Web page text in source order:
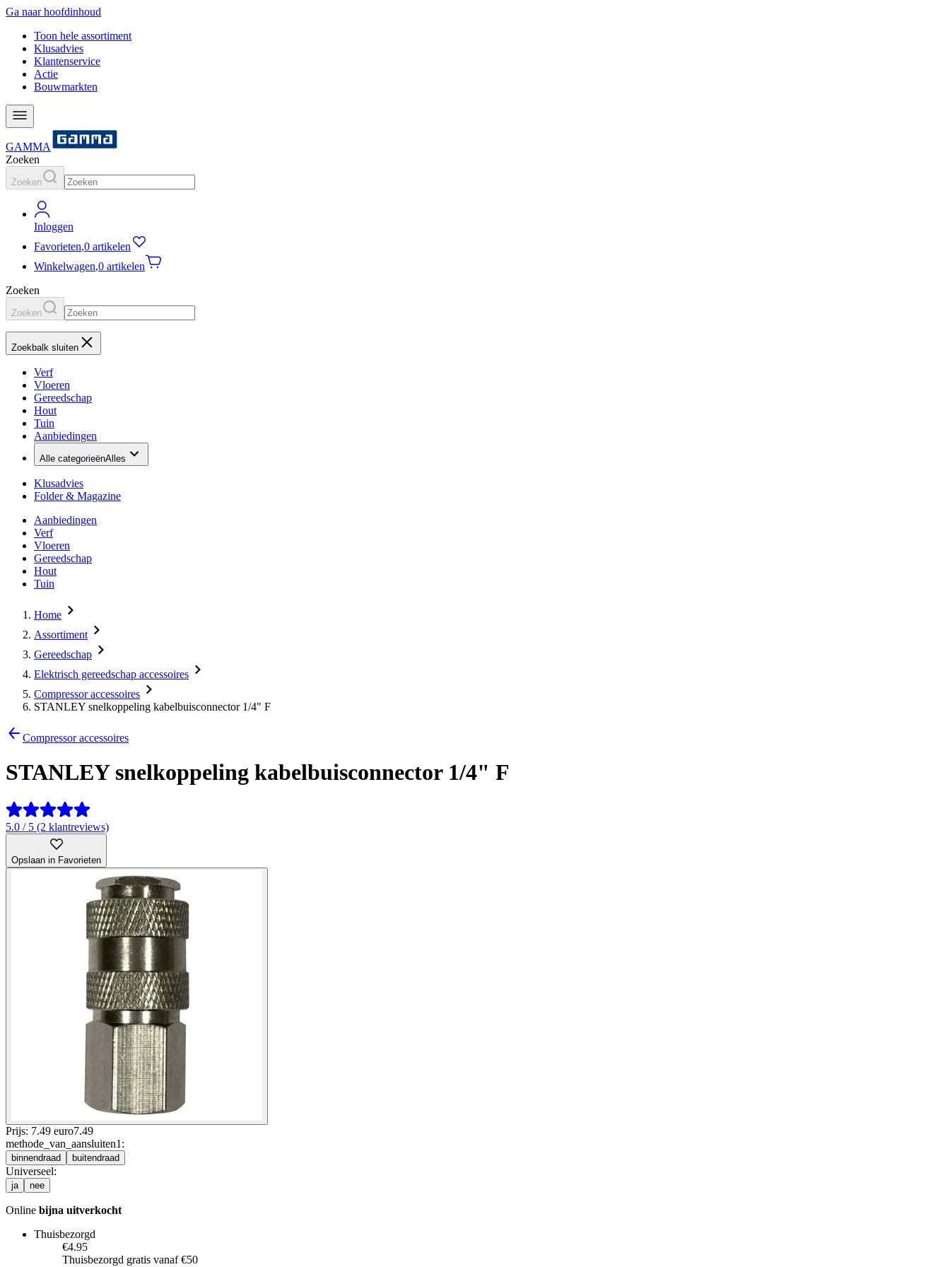
Ga naar hoofdinhoud
Toon hele assortiment
Klusadvies
Klantenservice
Actie
Bouwmarkten
GAMMA
Zoeken
Zoeken
Inloggen
Favorieten,0 artikelen
Winkelwagen,0 artikelen
Zoeken
Zoeken
Zoekbalk sluiten
Verf
Vloeren
Gereedschap
Hout
Tuin
Aanbiedingen
Alle categorieënAlles
Klusadvies
Folder & Magazine
Aanbiedingen
Verf
Vloeren
Gereedschap
Hout
Tuin
Home
Assortiment
Gereedschap
Elektrisch gereedschap accessoires
Compressor accessoires
STANLEY snelkoppeling kabelbuisconnector 1/4" F
Compressor accessoires
STANLEY snelkoppeling kabelbuisconnector 1/4" F
5.0 / 5 (2 klantreviews)
Opslaan in Favorieten
Prijs: 7.49 euro7.49
methode_van_aansluiten1 :
binnendraad buitendraad
Universeel:
ja nee
Online bijna uitverkocht
Thuisbezorgd
€4.95
Thuisbezorgd gratis vanaf €50